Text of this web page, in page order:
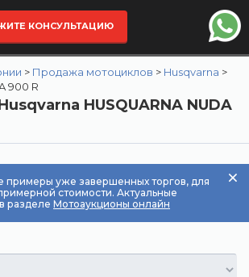
КОНСУЛЬТАЦИЮ
> Продажа мотоциклов > Husqvarna >
900 R
HUSQUARNA NUDA
примеры уже завершенных торгов, для
стоимости. Актуальные
разделе Мотоаукционы онлайн